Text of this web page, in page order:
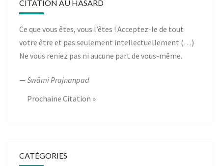
CITATION AU HASARD
Ce que vous êtes, vous l’êtes ! Acceptez-le de tout
votre être et pas seulement intellectuellement (…)
Ne vous reniez pas ni aucune part de vous-même.
— Swâmi Prajnanpad
Prochaine Citation »
CATÉGORIES